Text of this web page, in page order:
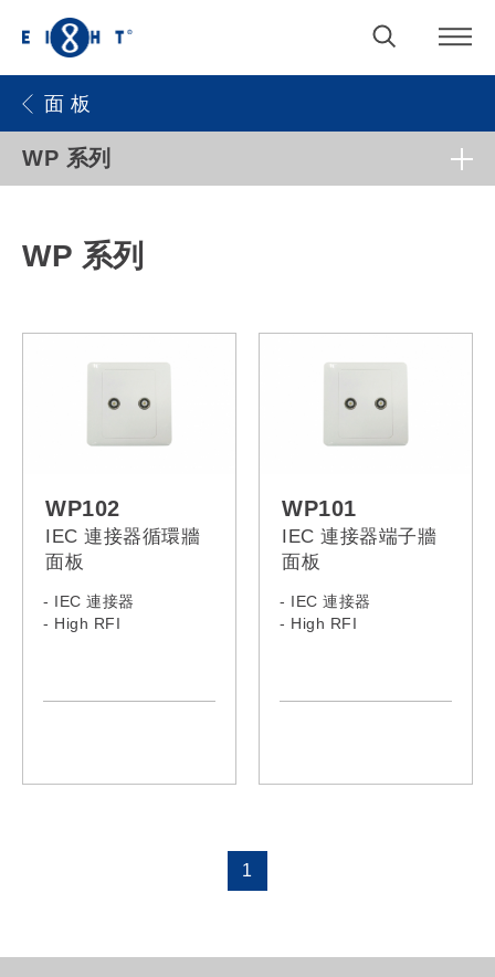
面 板
WP 系列
WP 系列
WP102
IEC 連接器循環牆
面板
- IEC 連接器
- High RFI
WP101
IEC 連接器端子牆
面板
- IEC 連接器
- High RFI
1